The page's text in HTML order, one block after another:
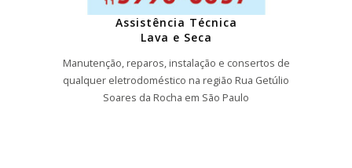
Assistência Técnica
Lava e Seca
Manutenção, reparos, instalação e consertos de
qualquer eletrodoméstico na região Rua Getúlio
Soares da Rocha em São Paulo